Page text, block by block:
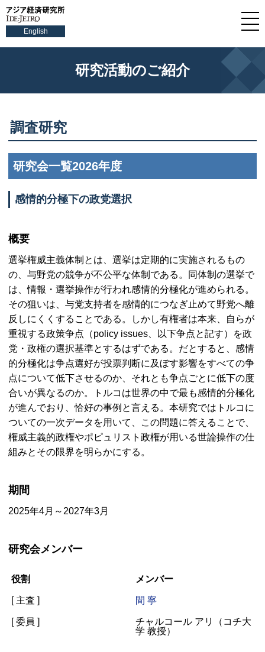
English
研究活動のご紹介
調査研究
研究会一覧2026年度
感情的分極下の政党選択
概要
選挙権威主義体制とは、選挙は定期的に実施されるもの
の、与野党の競争が不公平な体制である。同体制の選挙で
は、情報・選挙操作が行われ感情的分極化が進められる。
その狙いは、与党支持者を感情的につなぎ止めて野党へ離
反しにくくすることである。しかし有権者は本来、自らが
重視する政策争点（policy issues 、以下争点と記す）を政
党・政権の選択基準とするはずである。だとすると、感情
的分極化は争点選好が投票判断に及ぼす影響をすべての争
点について低下させるのか、それとも争点ごとに低下の度
合いが異なるのか。トルコは世界の中で最も感情的分極化
が進んでおり、恰好の事例と言える。本研究ではトルコに
ついての一次データを用いて、この問題に答えることで、
権威主義的政権やポピュリスト政権が用いる世論操作の仕
組みとその限界を明らかにする。
期間
2025年4月～2027年3月
研究会メンバー
役割 メンバー
[ 主査 ] 間 寧
[ 委員 ]
チャルコール アリ（コチ大
学 教授）